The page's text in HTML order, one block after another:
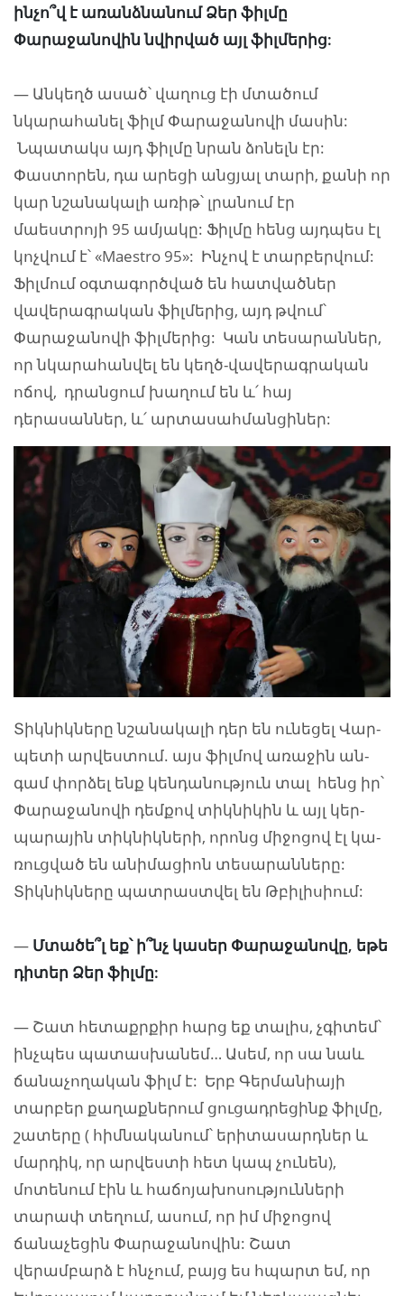
ինչո՞վ է առանձնանում Ձեր ֆիլմը
Փարաջանովին նվիրված այլ ֆիլմերից:
— Անկեղծ ասած՝ վաղուց էի մտածում
նկարահանել ֆիլմ Փարաջանովի մասին:
Նպատակս այդ ֆիլմը նրան ձոնելն էր:
Փաստորեն, դա արեցի անցյալ տարի, քանի որ
կար նշանակալի առիթ՝ լրանում էր
մաեստրոյի 95 ամյակը: Ֆիլմը հենց այդպես էլ
կոչվում է՝ «Maestro 95»: Ինչով է տարբերվում:
Ֆիլմում օգտագործված են հատվածներ
վավերագրական ֆիլմերից, այդ թվում՝
Փարաջանովի ֆիլմերից: Կան տեսարաններ,
որ նկարահանվել են կեղծ-վավերագրական
ոճով, դրանցում խաղում են և՛ հայ
դերասաններ, և՛ արտասահմանցիներ:
Տիկ­նիկ­նե­րը նշա­նա­կա­լի դեր են ու­նե­ցել Վար­
պե­տի ար­վես­տում. այս ֆիլ­մով ա­ռա­ջին ան­
գամ փորձել ենք կեն­դա­նու­թյուն տա­լ հենց իր՝
Փա­րա­ջա­նո­վի դեմ­քով տիկ­նի­կին և այլ կեր­
պա­րա­յին տիկ­նիկ­նե­րի, ո­րոնց մի­ջո­ցով էլ կա­
ռուց­ված են ա­նի­մա­ցիոն տե­սա­րան­նե­րը:
Տիկնիկները պատրաստվել են Թբիլիսիում:
— Մտածե՞լ եք՝ ի՞նչ կասեր Փարաջանովը, եթե
դիտեր Ձեր ֆիլմը:
— Շատ հետաքրքիր հարց եք տալիս, չգիտեմ՝
ինչպես պատասխանեմ… Ասեմ, որ սա նաև
ճանաչողական ֆիլմ է: Երբ Գերմանիայի
տարբեր քաղաքներում ցուցադրեցինք ֆիլմը,
շատերը ( հիմնականում՝ երիտասարդներ և
մարդիկ, որ արվեստի հետ կապ չունեն),
մոտենում էին և հաճոյախոսությունների
տարափ տեղում, ասում, որ իմ միջոցով
ճանաչեցին Փարաջանովին: Շատ
վերամբարձ է հնչում, բայց ես հպարտ եմ, որ